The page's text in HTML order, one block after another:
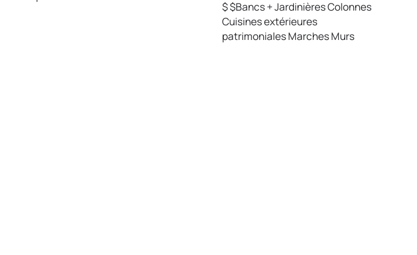
$$Bancs + JardinièresColonnes
Cuisines extérieures
patrimonialesMarchesMurs